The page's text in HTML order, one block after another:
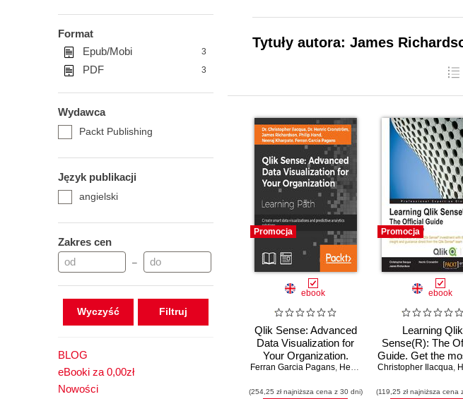
Format
Epub/Mobi
3
PDF 3
Wydawca
Packt Publishing
Język publikacji
angielski
Zakres cen
–
Wyczyść
BLOG
eBooki za 0,00zł
Nowości
Tytuły autora: James
Promocja
ebook
Qlik Sense: Advanced
Data Visualization for
Your Organization.
Create smart data
predictive analytics
Ferran Garcia Pagans, Henric Cronström ,Philip Hand ,
(254,25 zł najniższa cena z 30 dni)
Promocja
ebook
Learning Qlik
Sense(R): The
Guide. Get the
of your Qlik
latest insight
Christopher Ilacqua,
(119,25 zł najniższa cena